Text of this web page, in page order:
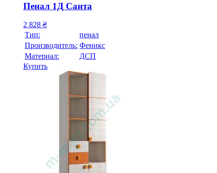
Пенал 1Д Санта
2 828 ₴
Тип:
пенал
Производитель: Феникс
Материал:
ДСП
Купить